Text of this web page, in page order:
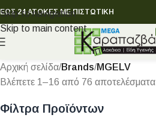
Skip to navigation
Skip to main content
ΕΩΣ 24 ΑΤΟΚΕΣ ΜΕ ΠΙΣΤΩΤΙΚΗ
Αρχική σελίδα/Brands/MGELV
Βλέπετε 1–16 από 76 αποτελέσματα
Φίλτρα Προϊόντων